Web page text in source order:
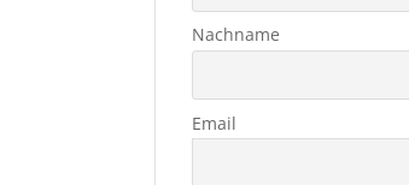
Nachname
Email